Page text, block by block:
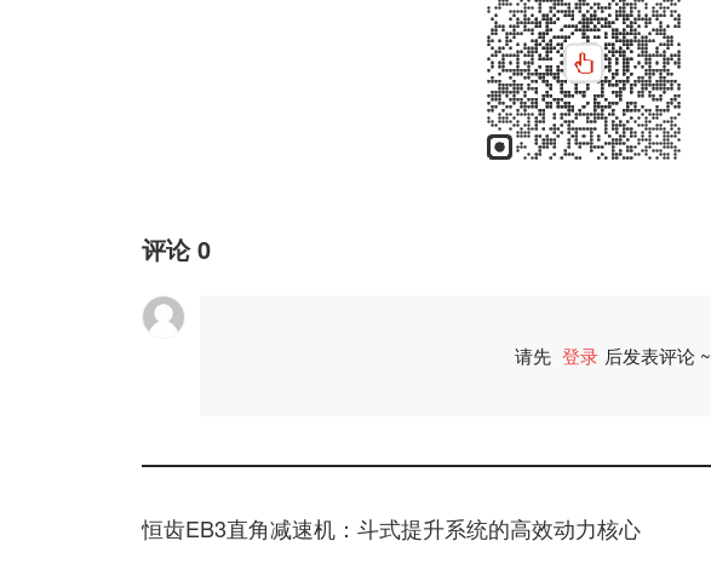
评论0
请先 登录 后发表评论 ~
恒齿EB3直角减速机：斗式提升系统的高效动力核心